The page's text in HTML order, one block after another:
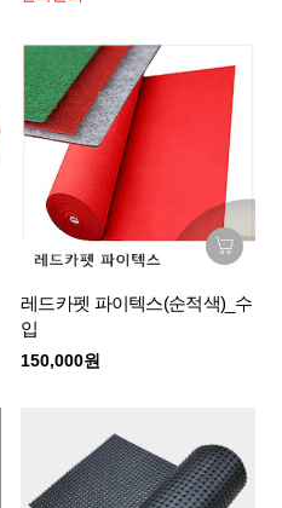
레드카펫 파이텍스(순적색)_수
입
150,000원